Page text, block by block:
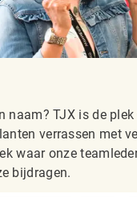
naam? TJX is de
verrassen met
waar onze
bijdragen.